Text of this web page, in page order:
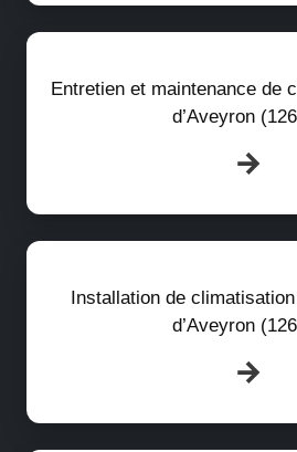
Entretien et maintenance de
d’Aveyron
Installation de
d’Aveyron